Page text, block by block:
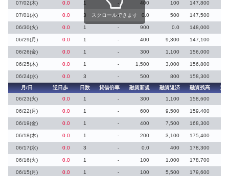
07/02(木) 0.0 1 - 400 100 147,800
07/01(水) 0.0 3 - 0.0 500 147,500
06/30(火) 0.0 1 - 900 0.0 148,000
06/29(月) 0.0 1 - 400 9,300 147,100
06/26(金) 0.0 1 - 300 1,100 156,000
06/25(木) 0.0 1 - 1,500 3,000 156,800
06/24(水) 0.0 3 - 500 800
158,300
月/日
逆日歩 日数 貸借倍率 融資新規 融資返済 融資残高
貸
06/23(火)
0.0 1 - 300 1,100 158,600
06/22(月) 0.0 1 - 600 9,500 159,400
06/19(金) 0.0 1 - 400 7,500 168,300
06/18(木) 0.0 1 - 200 3,100 175,400
06/17(水) 0.0 3 - 0.0 400 178,300
06/16(火) 0.0 1 - 100 1,000 178,700
06/15(月) 0.0 1 - 100 5,500 179,600
スクロールできます